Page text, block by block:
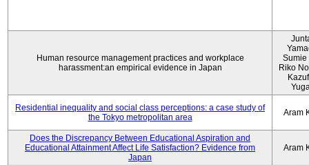
Human resource management practices and workplace
harassment:an empirical evidence in Japan
Sumie
Riko
Residential inequality and social class perceptions: a case study of
the Tokyo metropolitan area
Aram
Does the Discrepancy Between Educational Aspiration and
Educational Attainment Affect Life Satisfaction? Evidence from
Japan
Aram